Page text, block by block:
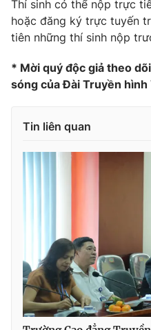
Thí sinh có thể nộp trực
hoặc đăng ký trực tuyến
tiên những thí sinh nộp
* Mời quý độc giả theo
sóng của Đài Truyền
Tin liên quan